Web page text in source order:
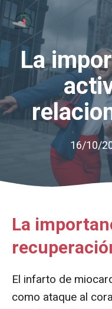
Saltar
al
contenido
La
16/10/
La
El infarto de
como ataque al